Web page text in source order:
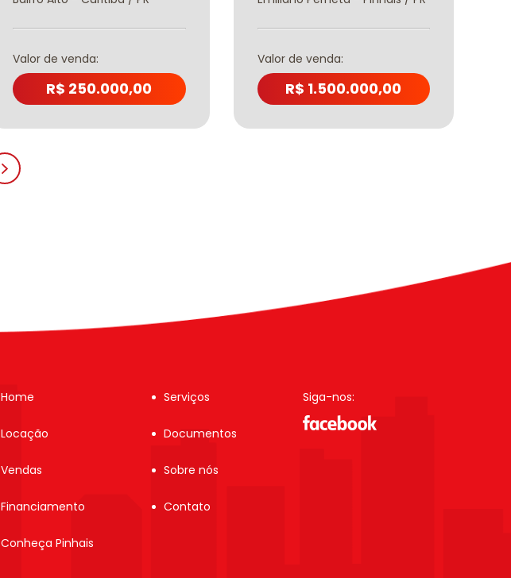
Valor de venda:
R$ 250.000,00
Valor de venda:
R$ 1.500.000,00
Home
Locação
Vendas
Financiamento
Conheça Pinhais
Serviços
Documentos
Sobre nós
Contato
Siga-nos: